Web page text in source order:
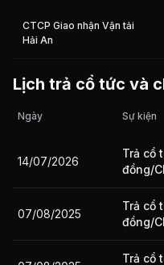
CTCP Giao nhận Vận tải
Hải An
Lịch trả cổ tức và
Ngày Sự kiện
14/07/2026
Trả cổ
đồng/
07/08/2025
Trả cổ
đồng/
Trả cổ